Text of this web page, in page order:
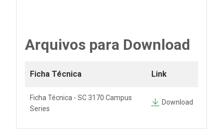
Arquivos para Download
Ficha Técnica Link
Ficha Técnica - SC 3170 Campus
Series
Download